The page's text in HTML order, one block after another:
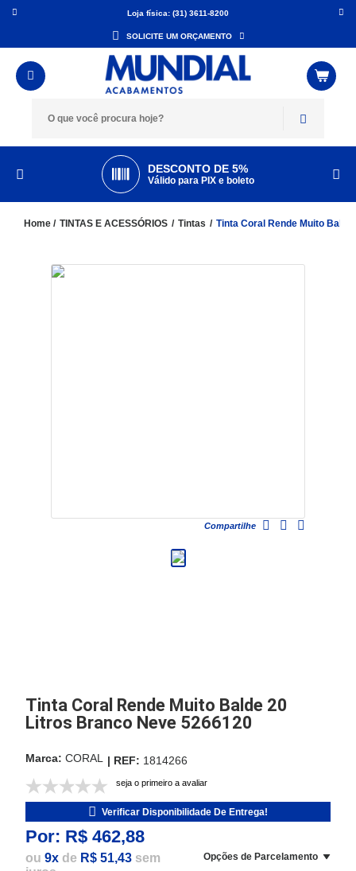
Loja física: (31) 3611-8200
SOLICITE UM ORÇAMENTO
DESCONTO DE 5%
Válido para PIX e boleto
TINTAS E ACESSÓRIOS Tintas Tinta Coral Rende Muito
Compartilhe
Tinta Coral Rende Muito Balde 20
Litros Branco Neve 5266120
CORAL 1814266
seja o primeiro a avaliar
Verificar Disponibilidade De Entrega!
Por: R$ 462,88
ou 9x de R$ 51,43 sem
Opções de Parcelamento